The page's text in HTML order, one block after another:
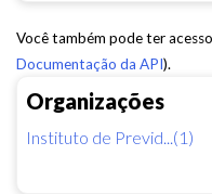
Organizações
Instituto de Previd...(1)
Você também pode ter
Documentação da API).